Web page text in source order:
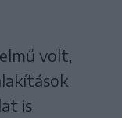
volt,
is